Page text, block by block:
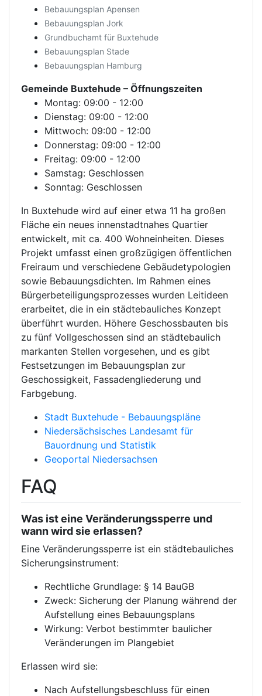
Bebauungsplan Apensen
Bebauungsplan Jork
Grundbuchamt für Buxtehude
Bebauungsplan Stade
Bebauungsplan Hamburg
Gemeinde Buxtehude – Öffnungszeiten
Montag: 09:00 - 12:00
Dienstag: 09:00 - 12:00
Mittwoch: 09:00 - 12:00
Donnerstag: 09:00 - 12:00
Freitag: 09:00 - 12:00
Samstag: Geschlossen
Sonntag: Geschlossen
In Buxtehude wird auf einer etwa 11 ha großen
Fläche ein neues innenstadtnahes Quartier
entwickelt, mit ca. 400 Wohneinheiten. Dieses
Projekt umfasst einen großzügigen öffentlichen
Freiraum und verschiedene Gebäudetypologien
sowie Bebauungsdichten. Im Rahmen eines
Bürgerbeteiligungsprozesses wurden Leitideen
erarbeitet, die in ein städtebauliches Konzept
überführt wurden. Höhere Geschossbauten bis
zu fünf Vollgeschossen sind an städtebaulich
markanten Stellen vorgesehen, und es gibt
Festsetzungen im Bebauungsplan zur
Geschossigkeit, Fassadengliederung und
Farbgebung.
Stadt Buxtehude - Bebauungspläne
Niedersächsisches Landesamt für
Bauordnung und Statistik
Geoportal Niedersachsen
FAQ
Was ist eine Veränderungssperre und
wann wird sie erlassen?
Eine Veränderungssperre ist ein städtebauliches
Sicherungsinstrument:
Rechtliche Grundlage: § 14 BauGB
Zweck: Sicherung der Planung während der
Aufstellung eines Bebauungsplans
Wirkung: Verbot bestimmter baulicher
Veränderungen im Plangebiet
Erlassen wird sie:
Nach Aufstellungsbeschluss für einen